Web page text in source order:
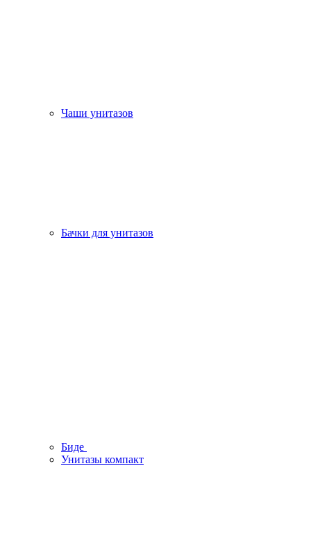
Чаши унитазов
Бачки для унитазов
Биде
Унитазы компакт